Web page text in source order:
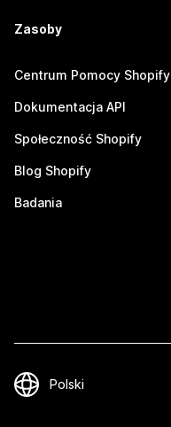
Zasoby
Centrum Pomocy Shopify
Dokumentacja API
Społeczność Shopify
Blog Shopify
Badania